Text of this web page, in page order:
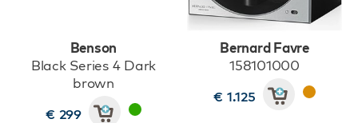
Benson
Black Series 4 Dark
brown
€ 299
Bernard Favre
158101000
€ 1.125